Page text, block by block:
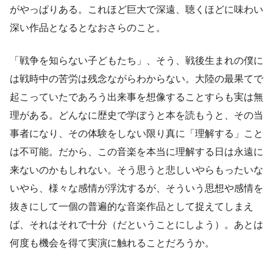
がやっぱりある。これほど巨大で深遠、聴くほどに味わい
深い作品となるとなおさらのこと。
「戦争を知らない子どもたち」、そう、戦後生まれの僕に
は戦時中の苦労は残念ながらわからない。大陸の最果てで
起こっていたであろう出来事を想像することすらも実は無
理がある。どんなに歴史で学ぼうと本を読もうと、その当
事者になり、その体験をしない限り真に「理解する」こと
は不可能。だから、この音楽を本当に理解する日は永遠に
来ないのかもしれない。そう思うと悲しいやらもったいな
いやら、様々な感情が浮沈するが、そういう思想や感情を
抜きにして一個の普遍的な音楽作品として捉えてしまえ
ば、それはそれで十分（だということにしよう）。あとは
何度も機会を得て実演に触れることだろうか。